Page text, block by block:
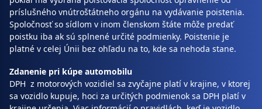
príslušného vnútroštátneho orgánu na vydávanie poistenia.
Spoločnosť so sídlom v inom členskom štáte môže predať
poistku iba ak sú splnené určité podmienky. Poistenie je
platné v celej Únii bez ohľadu na to, kde sa nehoda stane.
Zdanenie pri kúpe automobilu
DPH z motorových vozidiel sa zvyčajne platí v krajine, v ktorej
sa vozidlo kupuje, hoci za určitých podmienok sa DPH platí v